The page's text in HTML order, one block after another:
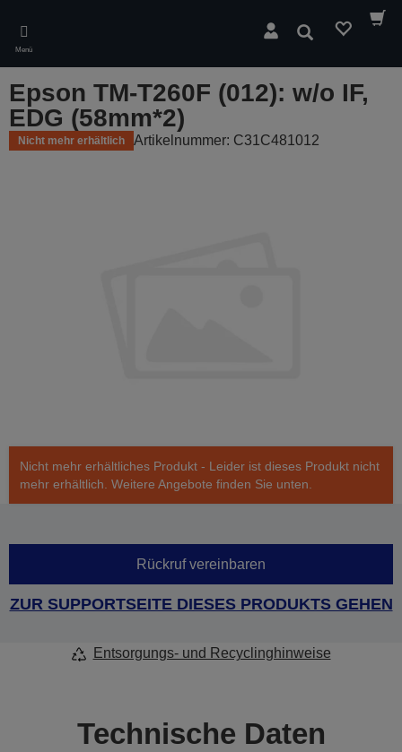
main
content
Menü
Suchen
Epson TM-T260F (012): w/o IF,
EDG (58mm*2)
Nicht mehr erhältlich Artikelnummer: C31C481012
Nicht mehr erhältliches Produkt - Leider ist dieses Produkt nicht
mehr erhältlich. Weitere Angebote finden Sie unten.
Rückruf vereinbaren
ZUR SUPPORTSEITE DIESES PRODUKTS GEHEN
Entsorgungs- und Recyclinghinweise
Technische Daten